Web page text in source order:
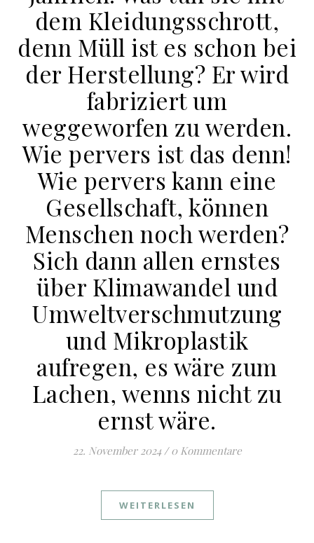
dem Kleidungsschrott,
denn Müll ist es schon bei
der Herstellung? Er wird
fabriziert um
weggeworfen zu werden.
Wie pervers ist das denn!
Wie pervers kann eine
Gesellschaft, können
Menschen noch werden?
Sich dann allen ernstes
über Klimawandel und
Umweltverschmutzung
und Mikroplastik
aufregen, es wäre zum
Lachen, wenns nicht zu
ernst wäre.
22. November 2024 / 0 Kommentare
WEITERLESEN